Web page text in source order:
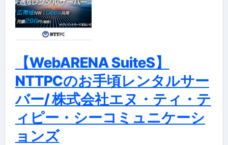
【WebARENA SuiteS】
NTTPCのお手頃レンタルサー
バー/ 株式会社エヌ・ティ・テ
ィピー・シーコミュニケーシ
ョンズ